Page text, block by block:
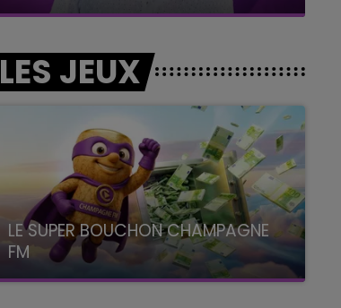
LES JEUX
LE SUPER BOUCHON CHAMPAGNE
FM
avec La Famille Champagne FM, à 8H10